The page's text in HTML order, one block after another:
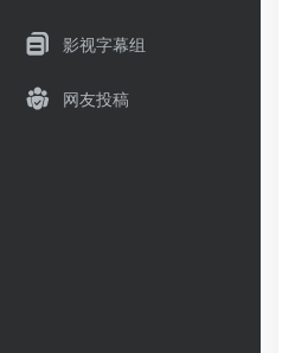
影视字幕组
网友投稿